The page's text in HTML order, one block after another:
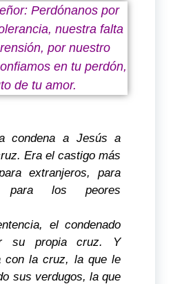
Perdónanos por
nuestra falta
por nuestro
en tu perdón,
de tu amor.
condena a Jesús a
Era el castigo más
extranjeros, para
para los peores
el condenado
su propia cruz. Y
con la cruz, la que le
sus verdugos, la que